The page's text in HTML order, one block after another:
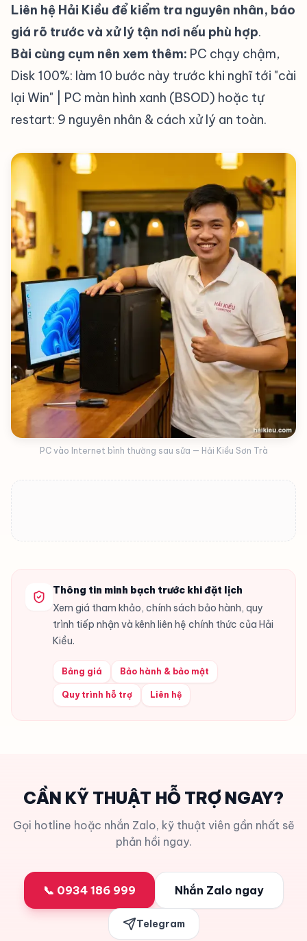
Liên hệ Hải Kiều để kiểm tra nguyên nhân, báo
giá rõ trước và xử lý tận nơi nếu phù hợp.
Bài cùng cụm nên xem thêm: PC chạy chậm,
Disk 100%: làm 10 bước này trước khi nghĩ tới "cài
lại Win"
PC màn hình xanh (BSOD) hoặc tự
restart: 9 nguyên nhân & cách xử lý an toàn.
PC vào Internet bình thường sau sửa — Hải Kiều Sơn Trà
Thông tin minh bạch trước khi đặt lịch
Xem giá tham khảo, chính sách bảo hành, quy
trình tiếp nhận và kênh liên hệ chính thức của Hải
Kiều.
Bảng giá Bảo hành & bảo mật
Quy trình hỗ trợ Liên hệ
CẦN KỸ THUẬT HỖ TRỢ NGAY?
Gọi hotline hoặc nhắn Zalo, kỹ thuật viên gần nhất sẽ
phản hồi ngay.
📞 0934 186 999 Nhắn Zalo ngay
Telegram